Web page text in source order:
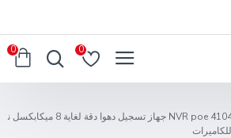
0
0
NVR poe 4104 ( 4k - 4ch - 1 hard ) جهاز تسجيل دهوا دقة لغاية 8 ميكابكسل ن